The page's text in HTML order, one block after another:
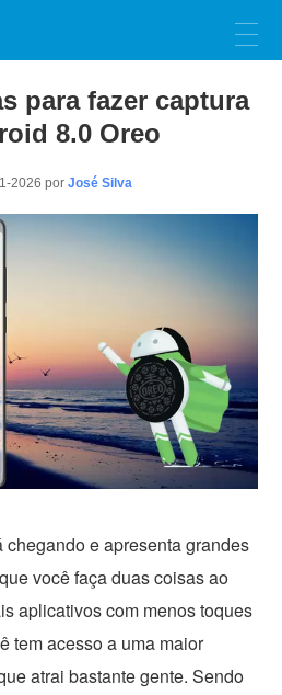
para fazer captura
8.0 Oreo
2026 porJosé Silva
chegando e apresenta grandes
você faça duas coisas ao
aplicativos com menos toques
tem acesso a uma maior
atrai bastante gente. Sendo